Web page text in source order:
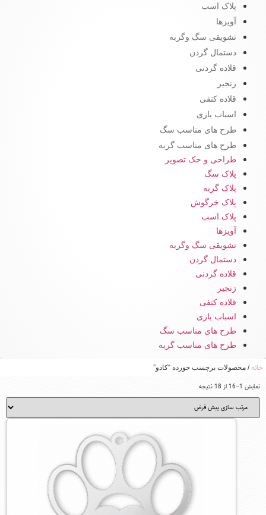
پلاک اسب
آویزها
تشویقی سگ وگربه
دستمال گردن
قلاده گردنی
زنجیر
قلاده کتفی
اسباب بازی
طرح های مناسب سگ
طرح های مناسب گربه
طراحی و حک تصویر
پلاک سگ
پلاک گربه
پلاک خرگوش
پلاک اسب
آویزها
تشویقی سگ وگربه
دستمال گردن
قلاده گردنی
زنجیر
قلاده کتفی
اسباب بازی
طرح های مناسب سگ
طرح های مناسب گربه
خانه/ محصولات برچسب خورده “کادو”
نمایش 1–16 از 18 نتیجه